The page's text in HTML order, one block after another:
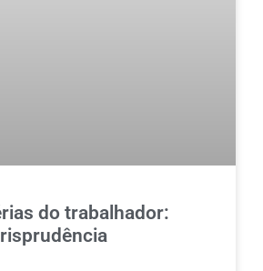
do trabalhador: